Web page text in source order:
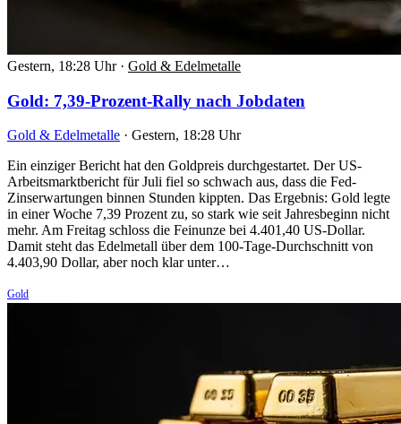
Gestern, 18:28 Uhr · Gold & Edelmetalle
Gold: 7,39-Prozent-Rally nach Jobdaten
Gold & Edelmetalle · Gestern, 18:28 Uhr
Ein einziger Bericht hat den Goldpreis durchgestartet. Der US-
Arbeitsmarktbericht für Juli fiel so schwach aus, dass die Fed-
Zinserwartungen binnen Stunden kippten. Das Ergebnis: Gold legte
in einer Woche 7,39 Prozent zu, so stark wie seit Jahresbeginn nicht
mehr. Am Freitag schloss die Feinunze bei 4.401,40 US-Dollar.
Damit steht das Edelmetall über dem 100-Tage-Durchschnitt von
4.403,90 Dollar, aber noch klar unter…
Gold